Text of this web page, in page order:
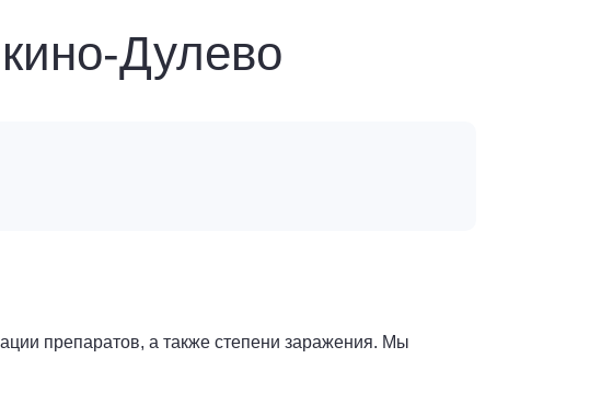
Дулево
препаратов, а также степени заражения. Мы